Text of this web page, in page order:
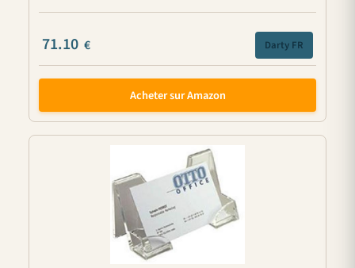
71.10 € Darty FR
Acheter sur Amazon